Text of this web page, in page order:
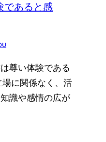
であると感
尊い体験である
に関係なく、活
識や感情の広が